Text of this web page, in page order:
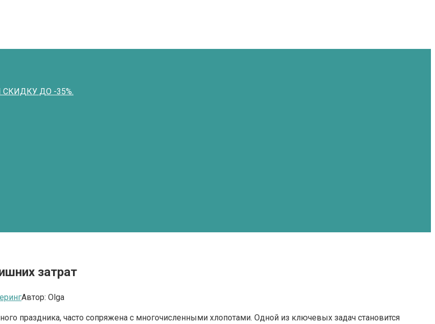
СКИДКУ ДО -35%.
затрат
Автор: Olga
праздника, часто сопряжена с многочисленными хлопотами. Одной из ключевых задач становится